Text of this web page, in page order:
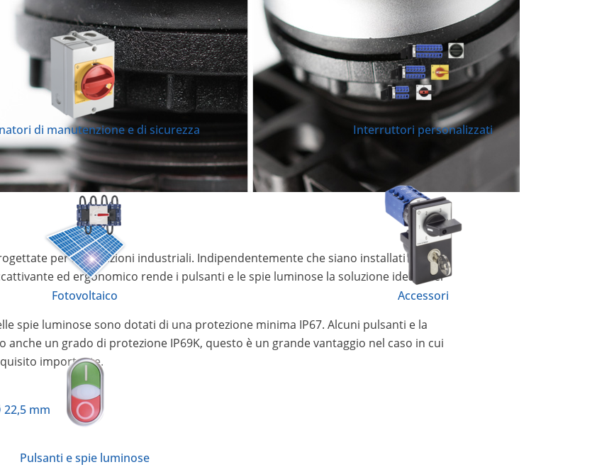
di manutenzione e di sicurezza Interruttori personalizzati
Fotovoltaico Accessori
Pulsanti e spie luminose
per applicazioni industriali. Indipendentemente che siano installati in
ed ergonomico rende i pulsanti e le spie luminose la soluzione ideale nei
spie luminose sono dotati di una protezione minima IP67. Alcuni pulsanti e la
un grado di protezione IP69K, questo è un grande vantaggio nel caso in cui
importante.
22,5 mm